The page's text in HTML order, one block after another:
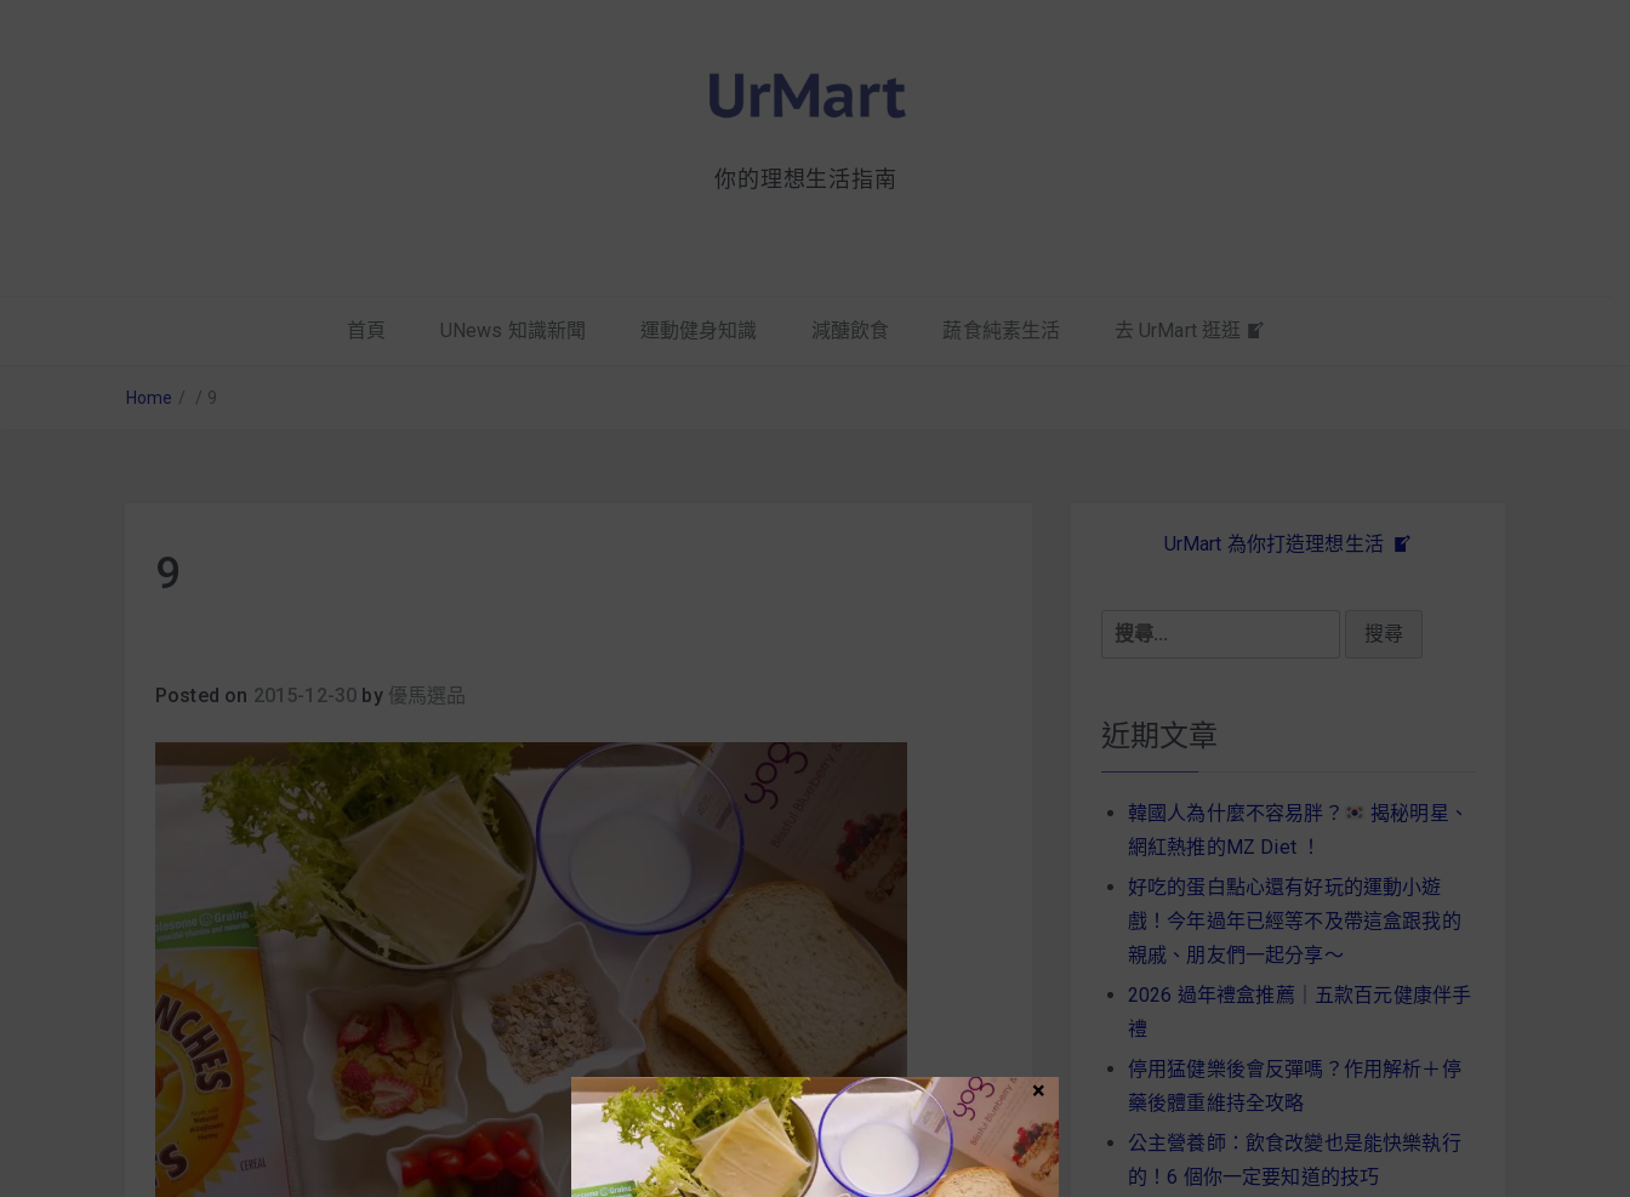
你的理想生活指南
首頁 UNews 知識新聞 運動健身知識 減醣飲食 蔬食純素生活 去 UrMart 逛逛
Home / / 9
9
Posted on 2015-12-30 by 優馬選品
UrMart 為你打造理想生活
搜
鍵
近期文章
韓國人為什麼不容易胖？
揭秘明星、
網紅熱推的MZ Diet ！
好吃的蛋白點心還有好玩的運動小遊
戲！今年過年已經等不及帶這盒跟我的
親戚、朋友們一起分享～
2026 過年禮盒推薦｜五款百元健康伴手
禮
停用猛健樂後會反彈嗎？作用解析＋停
藥後體重維持全攻略
公主營養師：飲食改變也是能快樂執行
的！6 個你一定要知道的技巧
×